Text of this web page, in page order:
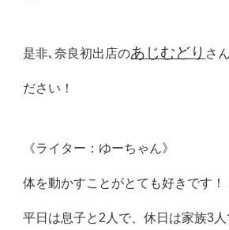
是非､奈良初出店のあじむどり さ
ださい！
《ライター：ゆーちゃん》
体を動かすことがとても好きです！
平日は息子と2人で、休日は家族3